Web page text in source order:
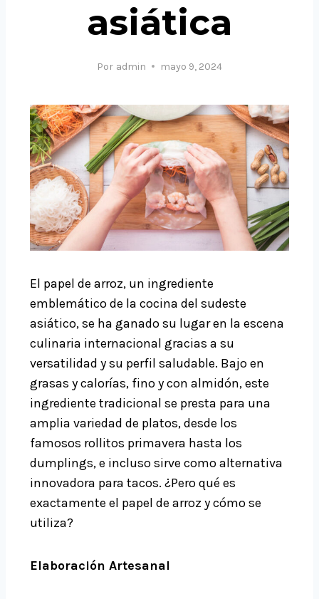
asiática
Por admin mayo 9, 2024
El papel de arroz, un ingrediente
emblemático de la cocina del sudeste
asiático, se ha ganado su lugar en la escena
culinaria internacional gracias a su
versatilidad y su perfil saludable. Bajo en
grasas y calorías, fino y con almidón, este
ingrediente tradicional se presta para una
amplia variedad de platos, desde los
famosos rollitos primavera hasta los
dumplings, e incluso sirve como alternativa
innovadora para tacos. ¿Pero qué es
exactamente el papel de arroz y cómo se
utiliza?
Elaboración Artesanal